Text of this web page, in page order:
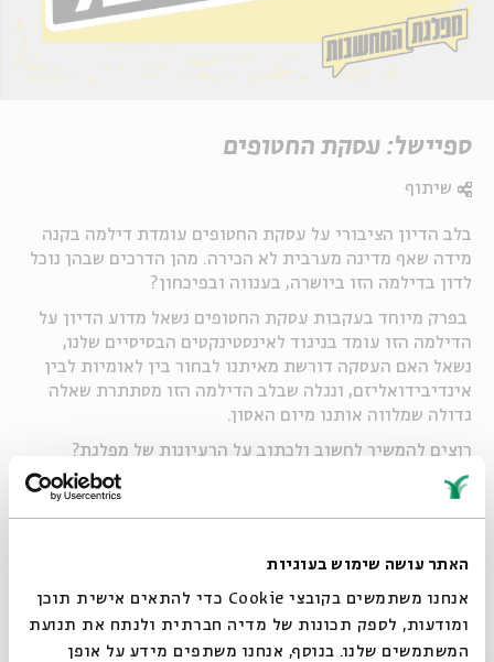
האתר עושה שימוש בעוגיות
אנחנו משתמשים בקובצי Cookie כדי להתאים אישית תוכן
ומודעות, לספק תכונות של מדיה חברתית ולנתח את תנועת
המשתמשים שלנו. בנוסף, אנחנו משתפים מידע על אופן
ספיישל: עסקת החטופים
בלב הדיון הציבורי על עסקת החטופים עומדת דילמה בקנה
מידה שאף מדינה מערבית לא הכירה. מהן הדרכים שבהן נוכל
לדון בדילמה הזו ביושרה, בענווה ובפיכחון?
בפרק מיוחד בעקבות עסקת החטופים נשאל מדוע הדיון על
הדילמה הזו עומד בניגוד לאינסטינקטים הבסיסיים שלנו,
נשאל האם העסקה דורשת מאיתנו לבחור בין לאומיות לבין
אינדיבידואליזם, ונגלה שבלב הדילמה הזו מסתתרת שאלה
גדולה שמלווה אותנו מיום האסון.
רוצים להמשיך לחשוב ולכתוב על הרעיונות של מפלגת?
הצטרפו לקהילת הפייסבוק שלנו >>
https://bit.ly/3YnfYJu
שיתוף
פרקים נוספים בסדרה